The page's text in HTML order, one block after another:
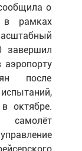
о
рамках
завершил
после
октябре.